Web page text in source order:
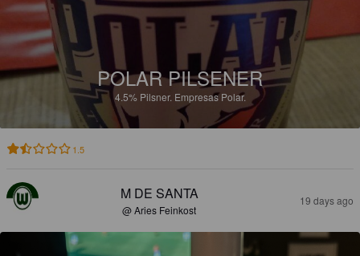
POLAR PILSENER
4.5% Pilsner. Empresas Polar.
1.5
M DE SANTA
@ Aries Feinkost
19 days ago